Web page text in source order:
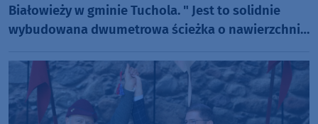
Białowieży w gminie Tuchola. " Jest to solidnie
wybudowana dwumetrowa ścieżka o nawierzchni